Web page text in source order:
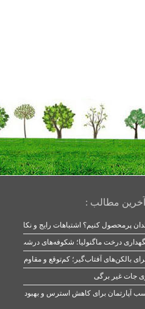
آخرین مطالب :
پرمحصول کنیم؟ اشتباهات رایج و نکات طلایی
درخت ماگنولیا؛ شکوفه‌های درشت در بهار
جات غیر برگی